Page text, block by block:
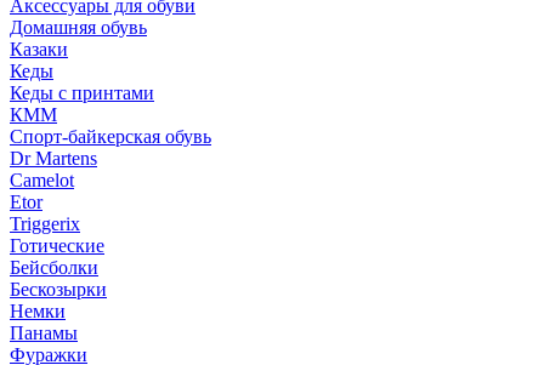
Аксессуары для обуви
Домашняя обувь
Казаки
Кеды
Кеды с принтами
КММ
Спорт-байкерская обувь
Dr Martens
Camelot
Etor
Triggerix
Готические
Бейсболки
Бескозырки
Немки
Панамы
Фуражки